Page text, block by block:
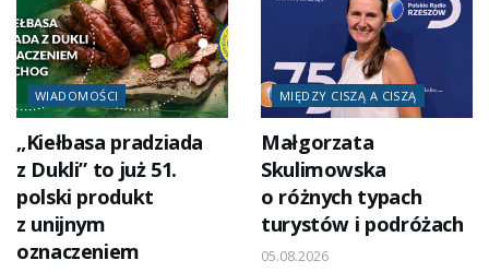
WIADOMOŚCI
„Kiełbasa pradziada
z Dukli” to już 51.
polski produkt
z unijnym
oznaczeniem
MIĘDZY CISZĄ A CISZĄ
Małgorzata
Skulimowska
o różnych typach
turystów i podróżach
05.08.2026